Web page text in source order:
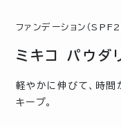
ファンデーション（
ミキコ パウダ
軽やかに伸びて、時
キープ。